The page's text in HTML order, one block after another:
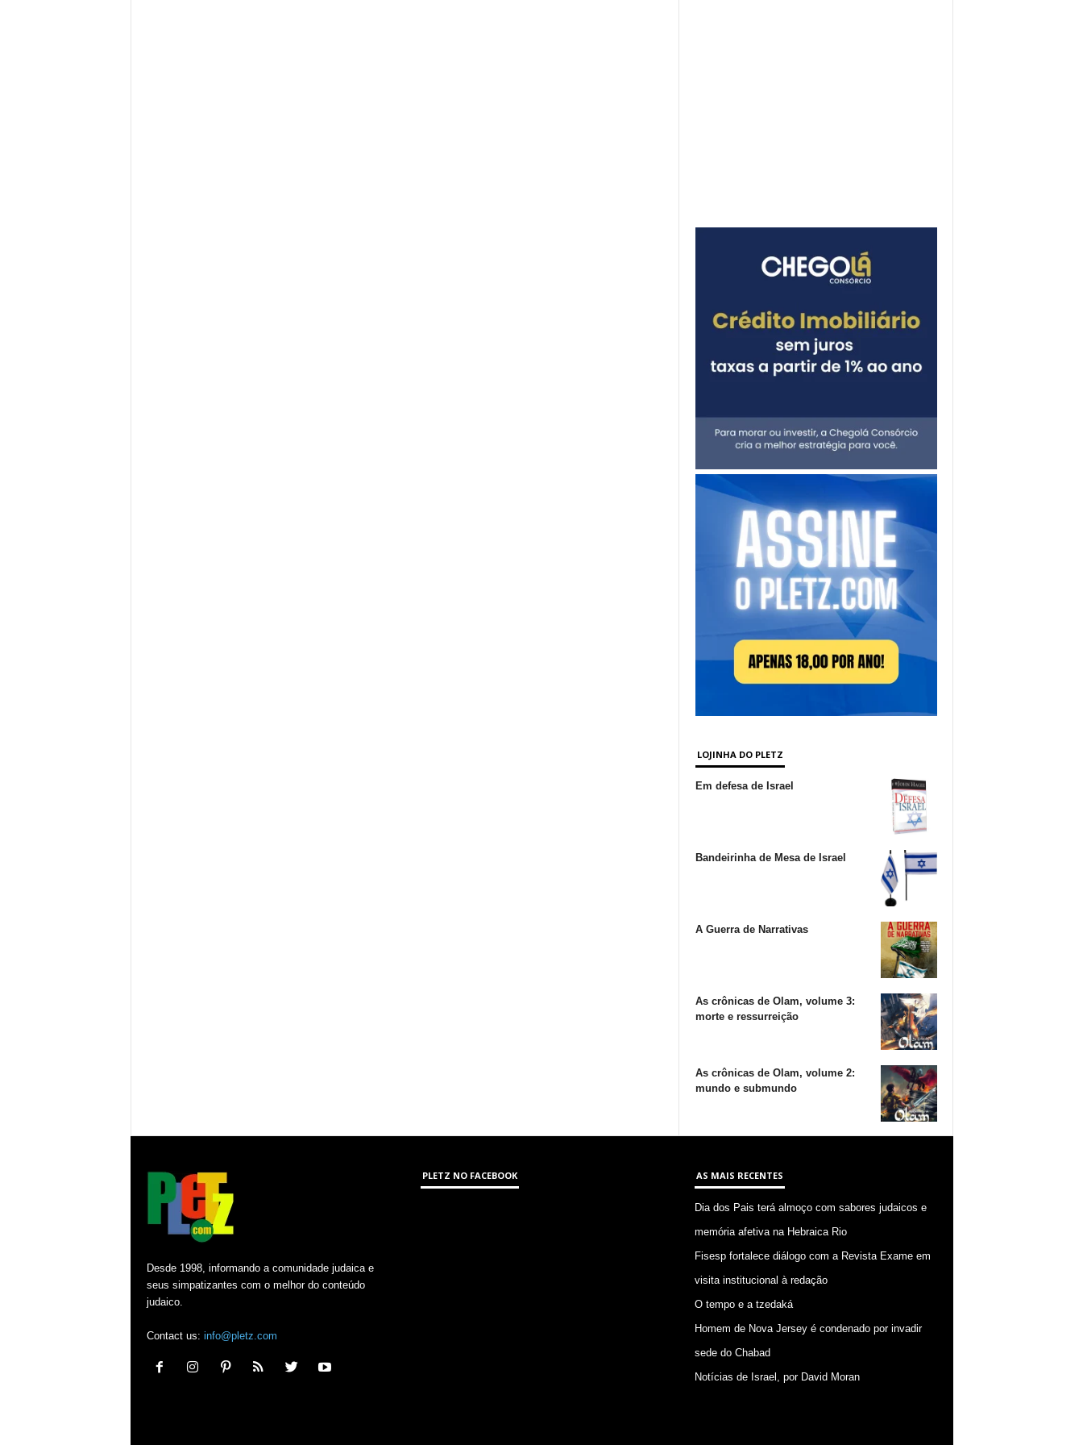
LOJINHA DO PLETZ
Em defesa de Israel
Bandeirinha de Mesa de Israel
A Guerra de Narrativas
As crônicas de Olam, volume 3:
morte e ressurreição
As crônicas de Olam, volume 2:
mundo e submundo
Desde 1998, informando a comunidade judaica e
seus simpatizantes com o melhor do conteúdo
judaico.
Contact us: info@pletz.com
PLETZ NO FACEBOOK AS MAIS RECENTES
Dia dos Pais terá almoço com sabores judaicos e
memória afetiva na Hebraica Rio
Fisesp fortalece diálogo com a Revista Exame em
visita institucional à redação
O tempo e a tzedaká
Homem de Nova Jersey é condenado por invadir
sede do Chabad
Notícias de Israel, por David Moran